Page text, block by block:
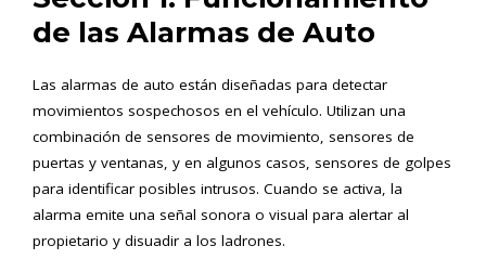
de las Alarmas de Auto
Las alarmas de auto están diseñadas para detectar
movimientos sospechosos en el vehículo. Utilizan una
combinación de sensores de movimiento, sensores de
puertas y ventanas, y en algunos casos, sensores de golpes
para identificar posibles intrusos. Cuando se activa, la
alarma emite una señal sonora o visual para alertar al
propietario y disuadir a los ladrones.